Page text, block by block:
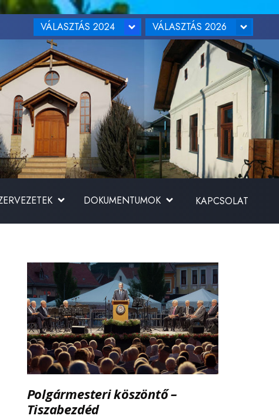
VÁLASZTÁS 2024 VÁLASZTÁS 2026
DOKUMENTUMOK KAPCSOLAT
Polgármesteri köszöntő –
Tiszabezdéd